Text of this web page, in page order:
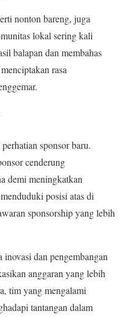
nonton bareng, juga
lokal sering kali
balapan dan membahas
rasa
sponsor baru.
cenderung
demi meningkatkan
posisi atas di
sponsorship yang lebih
dan pengembangan
anggaran yang lebih
tim yang mengalami
tantangan dalam